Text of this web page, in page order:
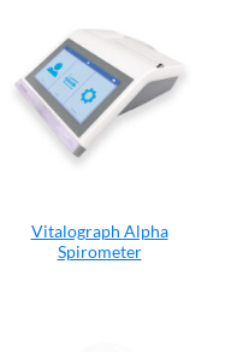
Vitalograph Alpha
Spirometer